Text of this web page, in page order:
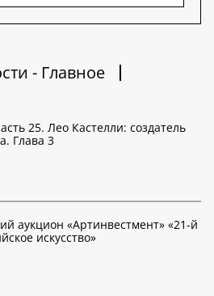
- Главное
25. Лео Кастелли: создатель
Глава 3
аукцион «Артинвестмент» «21-й
искусство»